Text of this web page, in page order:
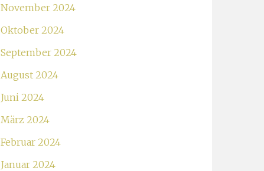
November 2024
Oktober 2024
September 2024
August 2024
Juni 2024
März 2024
Februar 2024
Januar 2024